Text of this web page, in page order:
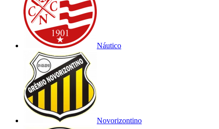
Náutico
Novorizontino